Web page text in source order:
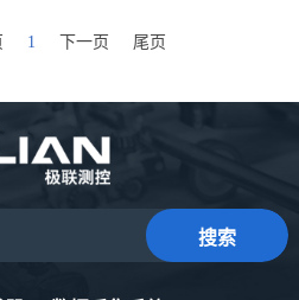
1 下一页 尾页